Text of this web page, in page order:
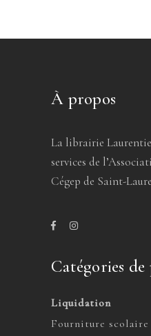
À propos
La librairie
services de
Cégep de Saint-
Catégories
Liquidation
Fourniture scolaire